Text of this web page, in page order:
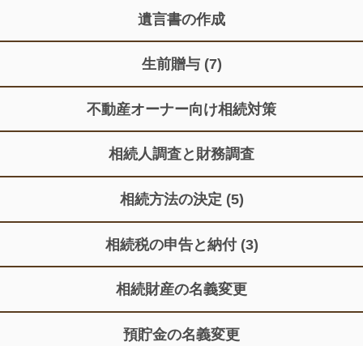
遺言書の作成
生前贈与 (7)
不動産オーナー向け相続対策
相続人調査と財務調査
相続方法の決定 (5)
相続税の申告と納付 (3)
相続財産の名義変更
預貯金の名義変更